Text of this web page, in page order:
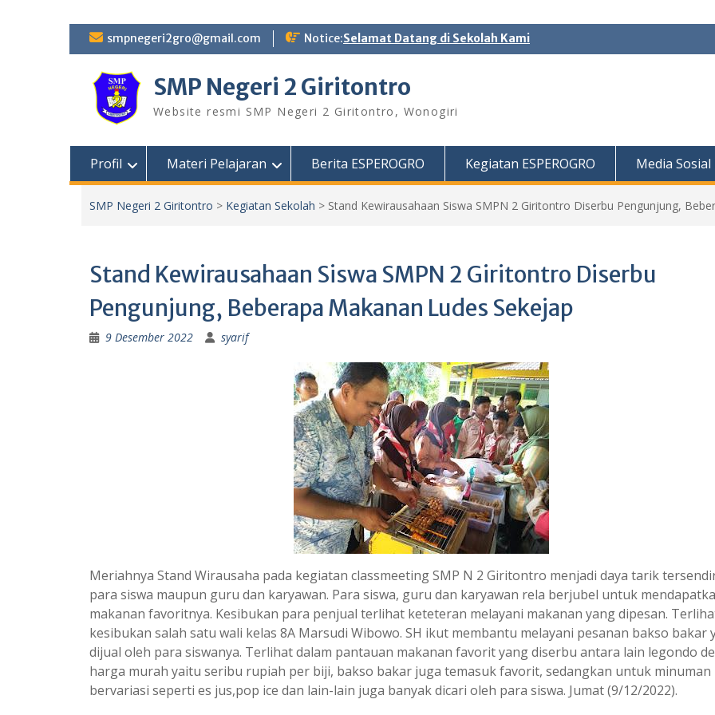
Skip smpnegeri2gro@gmail.com Notice:Selamat Datang di Sekolah Kami
SMP Negeri 2 Giritontro
Website resmi SMP Negeri 2 Giritontro, Wonogiri
Profil Materi Pelajaran Berita ESPEROGRO Kegiatan ESPEROGRO Media Sosial
SMP Negeri 2 Giritontro > Kegiatan Sekolah > Stand Kewirausahaan Siswa SMPN 2 Giritontro Diserbu Pengunjung,
Stand Kewirausahaan Siswa SMPN 2 Giritontro Diserbu
Pengunjung, Beberapa Makanan Ludes Sekejap
9 Desember 2022 syarif
Meriahnya Stand Wirausaha pada kegiatan classmeeting SMP N 2 Giritontro menjadi daya tarik
para siswa maupun guru dan karyawan. Para siswa, guru dan karyawan rela berjubel untuk
makanan favoritnya. Kesibukan para penjual terlihat keteteran melayani makanan yang dipesan.
kesibukan salah satu wali kelas 8A Marsudi Wibowo. SH ikut membantu melayani pesanan bakso bakar
dijual oleh para siswanya. Terlihat dalam pantauan makanan favorit yang diserbu antara lain legondo
harga murah yaitu seribu rupiah per biji, bakso bakar juga temasuk favorit, sedangkan untuk minuman
bervariasi seperti es jus,pop ice dan lain-lain juga banyak dicari oleh para siswa. Jumat (9/12/2022).